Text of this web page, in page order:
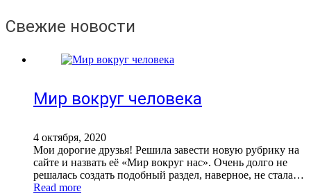
Свежие новости
Мир вокруг человека
4 октября, 2020
Мои дорогие друзья! Решила завести новую рубрику на
сайте и назвать её «Мир вокруг нас». Очень долго не
решалась создать подобный раздел, наверное, не стала…
Read more